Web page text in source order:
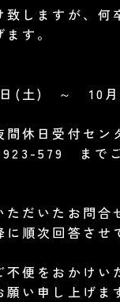
致しますが、何
す。
日(土) ～ 10
間休日受付セン
579 までご
だいたお問合
順次回答させ
不便をおかけい
い申し上げま